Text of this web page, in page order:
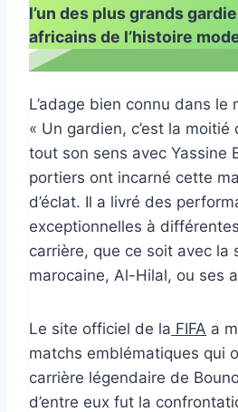
l’un des plus grands
africains de l’histoire
L’adage bien connu dans
« Un gardien, c’est la moitié
tout son sens avec Yassine
portiers ont incarné cette
d’éclat. Il a livré des
exceptionnelles à
carrière, que ce soit avec la
marocaine, Al-Hilal, ou ses
Le site officiel de la FIFA a
matchs emblématiques qui
carrière légendaire de
d’entre eux fut la